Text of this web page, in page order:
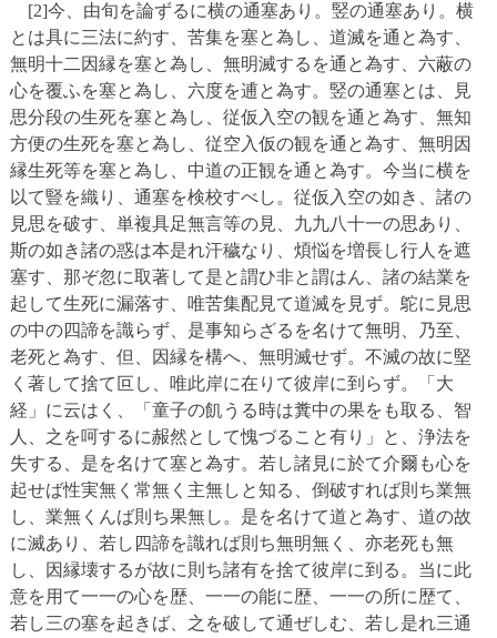
[2]今、由旬を論ずるに横の通塞あり。竪の通塞あり。横
とは具に三法に約す、苦集を塞と為し、道滅を通と為す、
無明十二因縁を塞と為し、無明滅するを通と為す、六蔽の
心を覆ふを塞と為し、六度を逋と為す。竪の通塞とは、見
思分段の生死を塞と為し、従仮入空の観を通と為す、無知
方便の生死を塞と為し、従空入仮の観を通と為す、無明因
縁生死等を塞と為し、中道の正観を通と為す。今当に横を
以て豎を織り、通塞を検校すべし。従仮入空の如き、諸の
見思を破す、単複具足無言等の見、九九八十一の思あり、
斯の如き諸の惑は本是れ汗穢なり、煩悩を増長し行人を遮
塞す、那ぞ忽に取著して是と謂ひ非と謂はん、諸の結業を
起して生死に漏落す、唯苦集配見て道滅を見ず。鴕に見思
の中の四諦を識らず、是事知らざるを名けて無明、乃至、
老死と為す、但、因縁を構へ、無明滅せず。不滅の故に堅
く著して捨て叵し、唯此岸に在りて彼岸に到らず。「大
経」に云はく、「童子の飢うる時は糞中の果をも取る、智
人、之を呵するに赧然として愧づること有り」と、浄法を
失する、是を名けて塞と為す。若し諸見に於て介爾も心を
起せば性実無く常無く主無しと知る、倒破すれば則ち業無
し、業無くんば則ち果無し。是を名けて道と為す、道の故
に滅あり、若し四諦を識れば則ち無明無く、亦老死も無
し、因縁壊するが故に則ち諸有を捨て彼岸に到る。当に此
意を用て一一の心を歴、一一の能に歴、一一の所に歴て、
若し三の塞を起きば、之を破して通ぜしむ、若し是れ三通